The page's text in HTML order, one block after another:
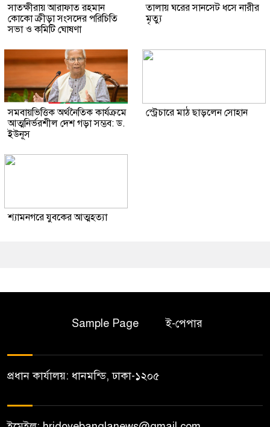
সাতক্ষীরায় আরাফাত রহমান
কোকো ক্রীড়া সংসদের পরিচিতি
সভা ও কমিটি ঘোষণা
তালায় ঘরের সানসেট ধসে নারীর
মৃত্যু
সমবায়ভিত্তিক অর্থনৈতিক কার্যক্রমে
আত্মনির্ভরশীল দেশ গড়া সম্ভব: ড.
ইউনূস
স্ট্রেচারে মাঠ ছাড়লেন সোহান
শ্যামনগরে যুবকের আত্মহত্যা
Sample Page ই-পেপার
প্রধান কার্যালয়: ধানমন্ডি, ঢাকা-১২০৫